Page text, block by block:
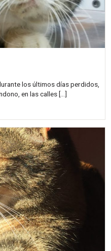
los últimos días perdidos,
en las calles […]